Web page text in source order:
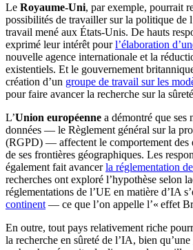
Le Royaume-Uni, par exemple, pourrait
possibilités de travailler sur la politique de
travail mené aux États-Unis. De hauts
exprimé leur intérêt pourl’élaboration
nouvelle agence internationale et la
existentiels. Et le gouvernement
création d’un groupe de travail sur les
pour faire avancer la recherche sur la
L’Union européenne a démontré que ses
données — le Règlement général sur la
(RGPD) — affectent le comportement des
de ses frontières géographiques. Les
également fait avancerla réglementation
recherches ont exploré l’hypothèse selon
réglementations de l’UE en matière d’IA
continent — ce que l’on appelle l’« effet
En outre, tout pays relativement riche
la recherche en sûreté de l’IA, bien